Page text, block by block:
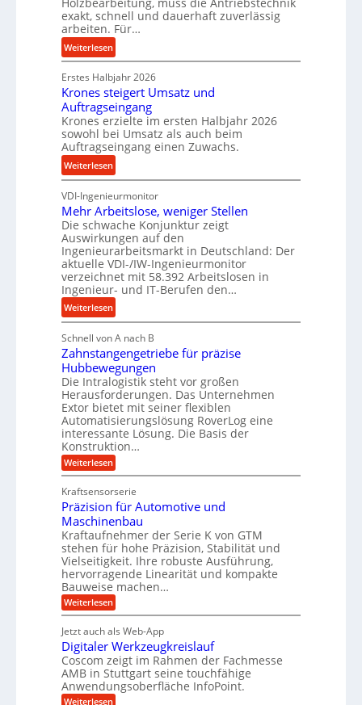
D
r
ü
c
k
o
z
e
s
s
e
w
i
n
d
e
t
r
i
e
b
u
n
d
H
y
d
r
a
u
l
i
m
V
e
r
g
l
e
c
exakt, schnell und dauerhaft zuverlässig
arbeiten. Für…
Weiterlesen:
P
r
ä
z
i
s
e
u
n
d
l
a
n
g
l
e
b
i
g
e
K
u
g
e
l
g
e
w
i
n
d
e
t
r
i
e
b
e
f
ü
r
r
Erstes Halbjahr 2026
Krones steigert Umsatz und
Auftragseingang
Krones erzielte im ersten Halbjahr 2026
sowohl bei Umsatz als auch beim
Auftragseingang einen Zuwachs.
Weiterlesen:
K
r
o
n
e
s
s
t
e
i
g
r
t
U
m
s
a
t
z
n
d
A
u
f
t
r
a
s
i
n
g
VDI-Ingenieurmonitor
Mehr Arbeitslose, weniger Stellen
Die schwache Konjunktur zeigt
Auswirkungen auf den
Ingenieurarbeitsmarkt in Deutschland: Der
aktuelle VDI-/IW-Ingenieurmonitor
verzeichnet mit 58.392 Arbeitslosen in
Ingenieur- und IT-Berufen den…
Weiterlesen:
M
e
h
r
A
r
b
e
i
t
s
l
o
s
e
,
w
e
n
i
g
e
r
S
t
Schnell von A nach B
Zahnstangengetriebe für präzise
Hubbewegungen
Die Intralogistik steht vor großen
Herausforderungen. Das Unternehmen
Extor bietet mit seiner flexiblen
Automatisierungslösung RoverLog eine
interessante Lösung. Die Basis der
Konstruktion…
Weiterlesen:
Z
h
n
s
t
a
n
g
e
n
g
e
t
r
i
e
b
e
f
ü
Kraftsensorserie
Präzision für Automotive und
Maschinenbau
Kraftaufnehmer der Serie K von GTM
stehen für hohe Präzision, Stabilität und
Vielseitigkeit. Ihre robuste Ausführung,
hervorragende Linearität und kompakte
Bauweise machen…
Weiterlesen:
P
ä
z
i
s
i
o
Jetzt auch als Web-App
Digitaler Werkzeugkreislauf
Coscom zeigt im Rahmen der Fachmesse
AMB in Stuttgart seine touchfähige
Anwendungsoberfläche InfoPoint.
Weiterlesen: